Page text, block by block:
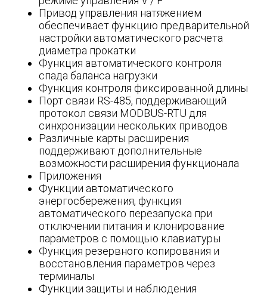
Привод управления натяжением
обеспечивает функцию предварительной
настройки автоматического расчета
диаметра прокатки
Функция автоматического контроля
спада баланса нагрузки
Функция контроля фиксированной длины
Порт связи RS-485, поддерживающий
протокол связи MODBUS-RTU для
синхронизации нескольких приводов
Различные карты расширения
поддерживают дополнительные
возможности расширения функционала
Приложения
Функции автоматического
энергосбережения, функция
автоматического перезапуска при
отключении питания и клонирование
параметров с помощью клавиатуры
Функция резервного копирования и
восстановления параметров через
терминалы
Функции защиты и наблюдения